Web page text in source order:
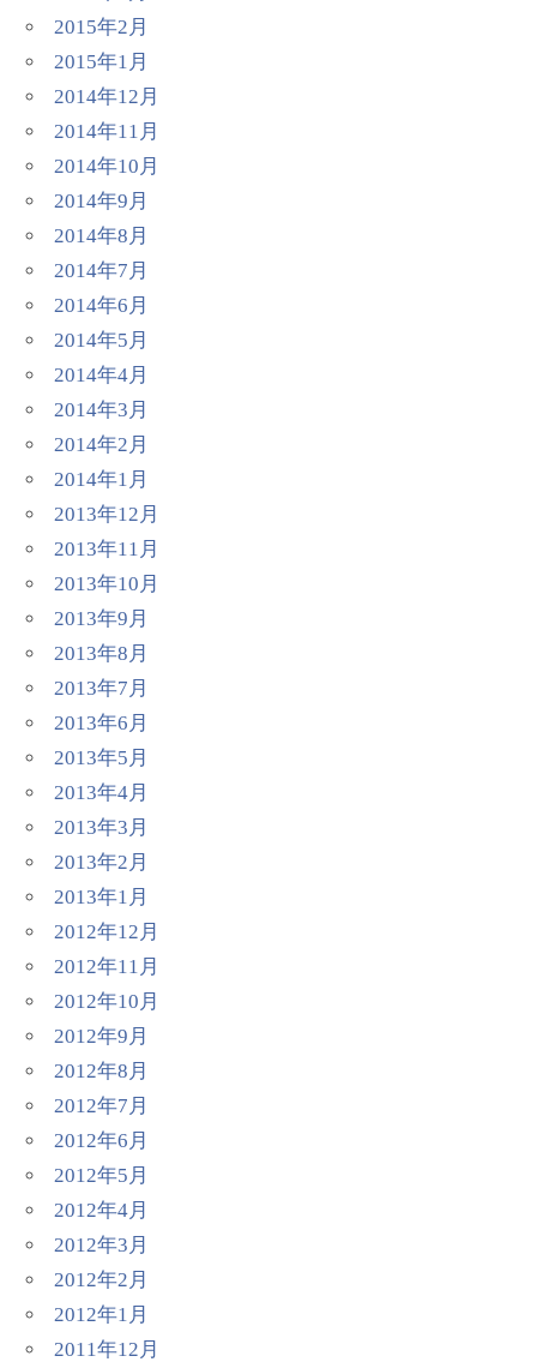
2015年2月
2015年1月
2014年12月
2014年11月
2014年10月
2014年9月
2014年8月
2014年7月
2014年6月
2014年5月
2014年4月
2014年3月
2014年2月
2014年1月
2013年12月
2013年11月
2013年10月
2013年9月
2013年8月
2013年7月
2013年6月
2013年5月
2013年4月
2013年3月
2013年2月
2013年1月
2012年12月
2012年11月
2012年10月
2012年9月
2012年8月
2012年7月
2012年6月
2012年5月
2012年4月
2012年3月
2012年2月
2012年1月
2011年12月